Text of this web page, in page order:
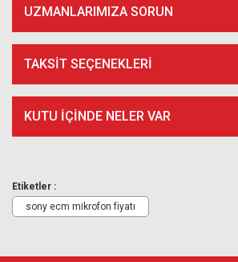
UZMANLARIMIZA SORUN
TAKSIT SEÇENEKLERI
KUTU İÇİNDE NELER VAR
Etiketler :
sony ecm mikrofon fiyatı